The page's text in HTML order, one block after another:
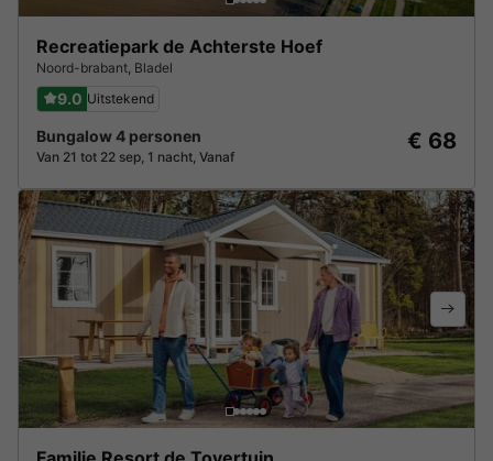
Recreatiepark de Achterste Hoef
Noord-brabant Bladel
9.0 Uitstekend
Bungalow 4 personen
Van 21 tot 22 sep, 1 nacht, Vanaf
€ 68